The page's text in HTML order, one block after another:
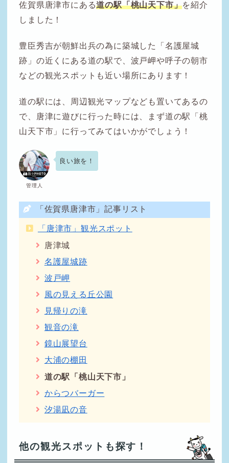
佐賀県唐津市にある道の駅「桃山天下市」を紹介
しました！
豊臣秀吉が朝鮮出兵の為に築城した「名護屋城
跡」の近くにある道の駅で、波戸岬や呼子の朝市
などの観光スポットも近い場所にあります！
道の駅には、周辺観光マップなども置いてあるの
で、唐津に遊びに行った時には、まず道の駅「桃
山天下市」に行ってみてはいかがでしょう！
管理人
良い旅を！
「佐賀県唐津市」記事リスト
「唐津市」観光スポット
唐津城
名護屋城跡
波戸岬
風の見える丘公園
見帰りの滝
観音の滝
鏡山展望台
大浦の棚田
道の駅「桃山天下市」
からつバーガー
汐湯凪の音
他の観光スポットも探す！